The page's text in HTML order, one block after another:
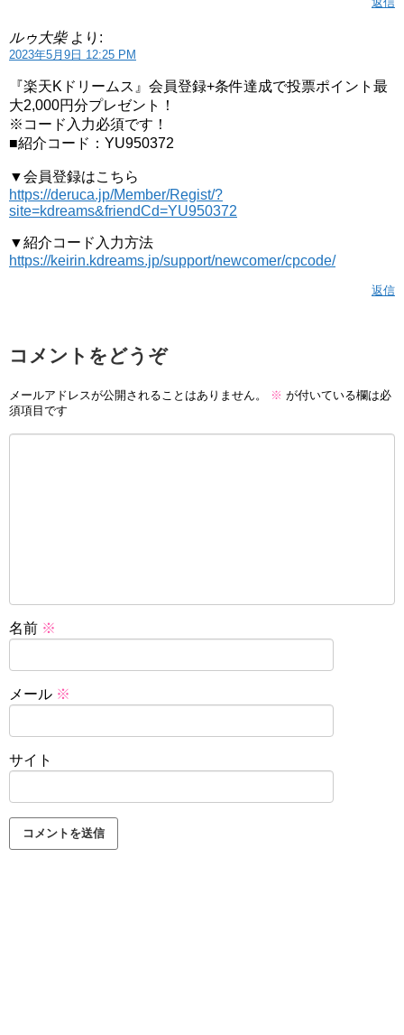
ルゥ大柴 より:
2023年5月9日 12:25 PM
『楽天Kドリームス』会員登録+条件達成で投票ポイント最
大2,000円分プレゼント！
※コード入力必須です！
■紹介コード：YU950372
▼会員登録はこちら
https://deruca.jp/Member/Regist/?
site=kdreams&friendCd=YU950372
▼紹介コード入力方法
https://keirin.kdreams.jp/support/newcomer/cpcode/
返信
コメントをどうぞ
メールアドレスが公開されることはありません。 ※ が付いている欄は必
須項目です
名前 ※
メール ※
サイト